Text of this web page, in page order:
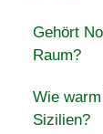
Gehört
Raum?
Wie
Sizilien?